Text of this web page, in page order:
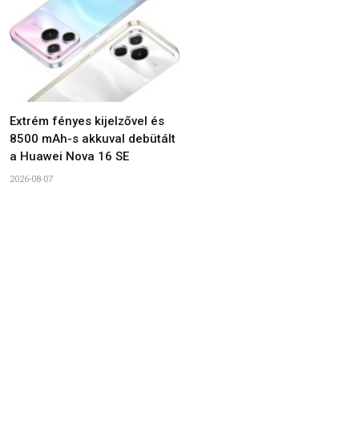
Extrém fényes kijelzővel és
8500 mAh-s akkuval debütált
a Huawei Nova 16 SE
2026-08-07